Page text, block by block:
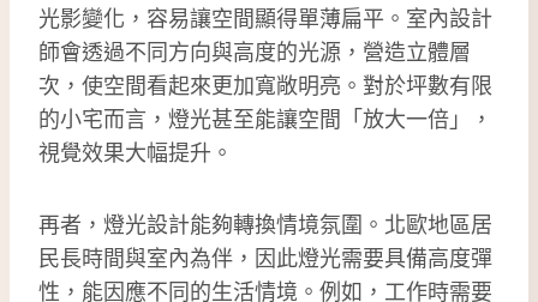
光影變化，容易讓空間顯得單薄扁平。室內設計
師會透過不同方向與高度的光源，營造立體層
次，使空間看起來更加寬敞明亮。對於坪數有限
的小宅而言，燈光甚至能讓空間「放大一倍」，
視覺效果大幅提升。
再者，燈光設計能夠轉換情境氛圍。北歐地區居
民長時間與室內為伴，因此燈光需要具備高度彈
性，能因應不同的生活情境。例如，工作時需要